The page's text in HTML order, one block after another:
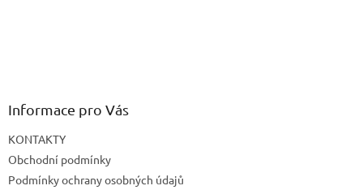
Informace pro Vás
KONTAKTY
Obchodní podmínky
Podmínky ochrany osobných údajů